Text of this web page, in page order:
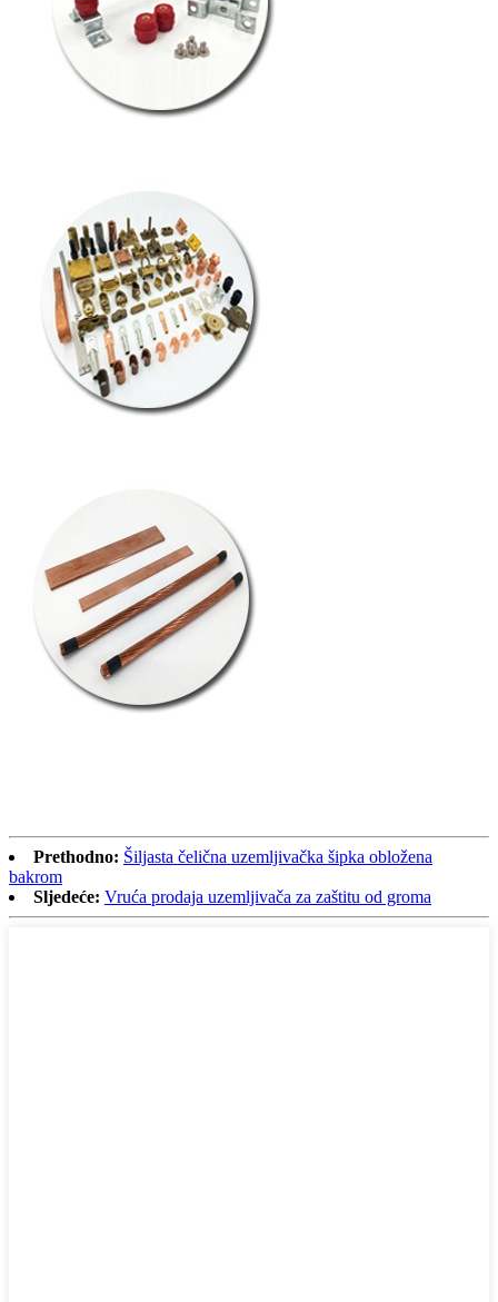
Prethodno: Šiljasta čelična uzemljivačka šipka obložena
bakrom
Sljedeće: Vruća prodaja uzemljivača za zaštitu od groma